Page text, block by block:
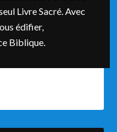
Livre Sacré. Avec
édifier,
Biblique.